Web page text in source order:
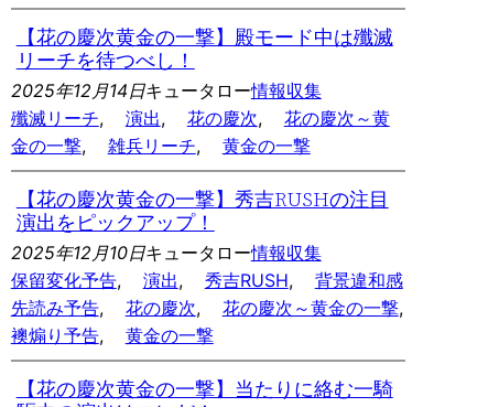
【花の慶次黄金の一撃】殿モード中は殲滅
リーチを待つべし！
2025年12月14日キュータロー情報収集
殲滅リーチ, 演出, 花の慶次,
花の慶次～黄
金の一撃, 雑兵リーチ, 黄金の一撃
【花の慶次黄金の一撃】秀吉RUSHの注目
演出をピックアップ！
2025年12月10日キュータロー情報収集
保留変化予告, 演出, 秀吉RUSH,
背景違和感
先読み予告, 花の慶次, 花の慶次～黄金の一撃 ,
襖煽り予告, 黄金の一撃
【花の慶次黄金の一撃】当たりに絡む一騎